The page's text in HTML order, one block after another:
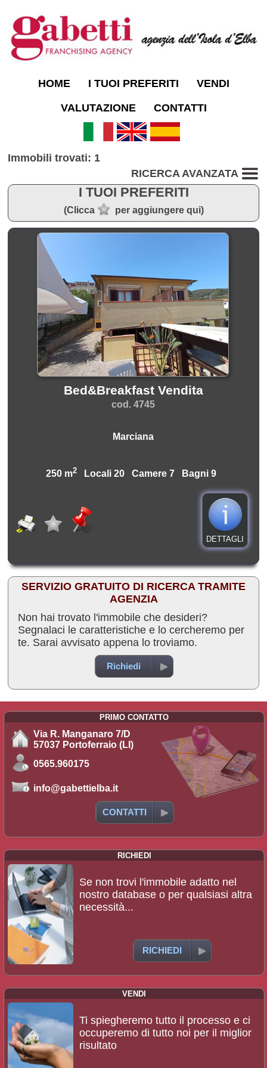
HOME I TUOI PREFERITI VENDI
VALUTAZIONE CONTATTI
Immobili trovati: 1
RICERCA AVANZATA
I TUOI PREFERITI
(Clicca per aggiungere qui)
Bed&Breakfast Vendita
cod. 4745
Marciana
250 m2Locali 20 Camere 7 Bagni 9
DETTAGLI
SERVIZIO GRATUITO DI RICERCA TRAMITE
AGENZIA
Non hai trovato l'immobile che desideri?
Segnalaci le caratteristiche e lo cercheremo per
te. Sarai avvisato appena lo troviamo.
Richiedi
PRIMO CONTATTO
Via R. Manganaro 7/D
57037 Portoferraio (LI)
0565.960175
info@gabettielba.it
CONTATTI
RICHIEDI
Se non trovi l'immobile adatto nel
nostro database o per qualsiasi altra
necessità...
RICHIEDI
VENDI
Ti spiegheremo tutto il processo e ci
occuperemo di tutto noi per il miglior
risultato